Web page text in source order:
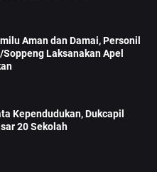
Aman dan Damai, Personil
Laksanakan Apel
Kependudukan, Dukcapil
20 Sekolah